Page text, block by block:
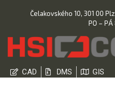
Čelakovského 10, 301 00
PO –
CAD DMS GIS